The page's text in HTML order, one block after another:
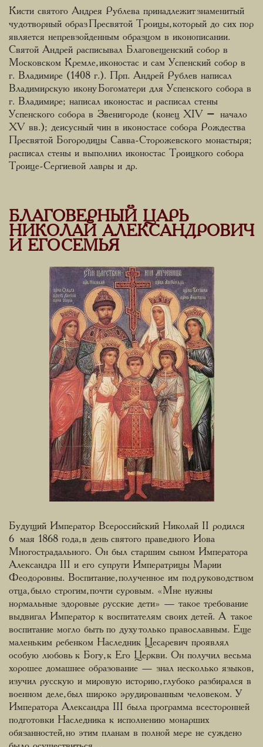
Кисти святого Андрея Рублева принадлежит знаменитый
чудотворный образ Пресвятой Троицы, который до сих пор
является непревзойденным образцом в иконописании.
Святой Андрей расписывал Благовещенский собор в
Московском Кремле, иконостас и сам Успенский собор в
г. Владимире (1408 г.). Прп. Андрей Рублев написал
Владимирскую икону Богоматери для Успенского собора в
г. Владимире; написал иконостас и расписал стены
Успенского собора в Звенигороде (конец XIV – начало
XV вв.); деисусный чин в иконостасе собора Рождества
Пресвятой Богородицы Савва-Сторожевского монастыря;
расписал стены и выполнил иконостас Троицкого собора
Троице-Сергиевой лавры и др.
БЛАГОВЕРНЫЙ ЦАРЬ
НИКОЛАЙ АЛЕКСАНДРОВИЧ
И ЕГО СЕМЬЯ
Будущий Император Всероссийский Николай II родился
6 мая 1868 года, в день святого праведного Иова
Многострадального. Он был старшим сыном Императора
Александра III и его супруги Императрицы Марии
Феодоровны. Воспитание, полученное им под руководством
отца, было строгим, почти суровым. «Мне нужны
нормальные здоровые русские дети» — такое требование
выдвигал Император к воспитателям своих детей. А такое
воспитание могло быть по духу только православным. Еще
маленьким ребенком Наследник Цесаревич проявлял
особую любовь к Богу, к Его Церкви. Он получил весьма
хорошее домашнее образование — знал несколько языков,
изучил русскую и мировую историю, глубоко разбирался в
военном деле, был широко эрудированным человеком. У
Императора Александра III была программа всесторонней
подготовки Наследника к исполнению монарших
обязанностей, но этим планам в полной мере не суждено